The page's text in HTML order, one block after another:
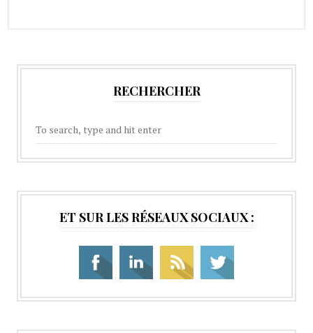
RECHERCHER
ET SUR LES RÉSEAUX SOCIAUX :